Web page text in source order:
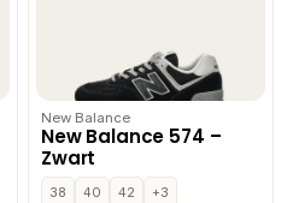
New Balance
New Balance 574 –
Zwart
38 40 42
+3